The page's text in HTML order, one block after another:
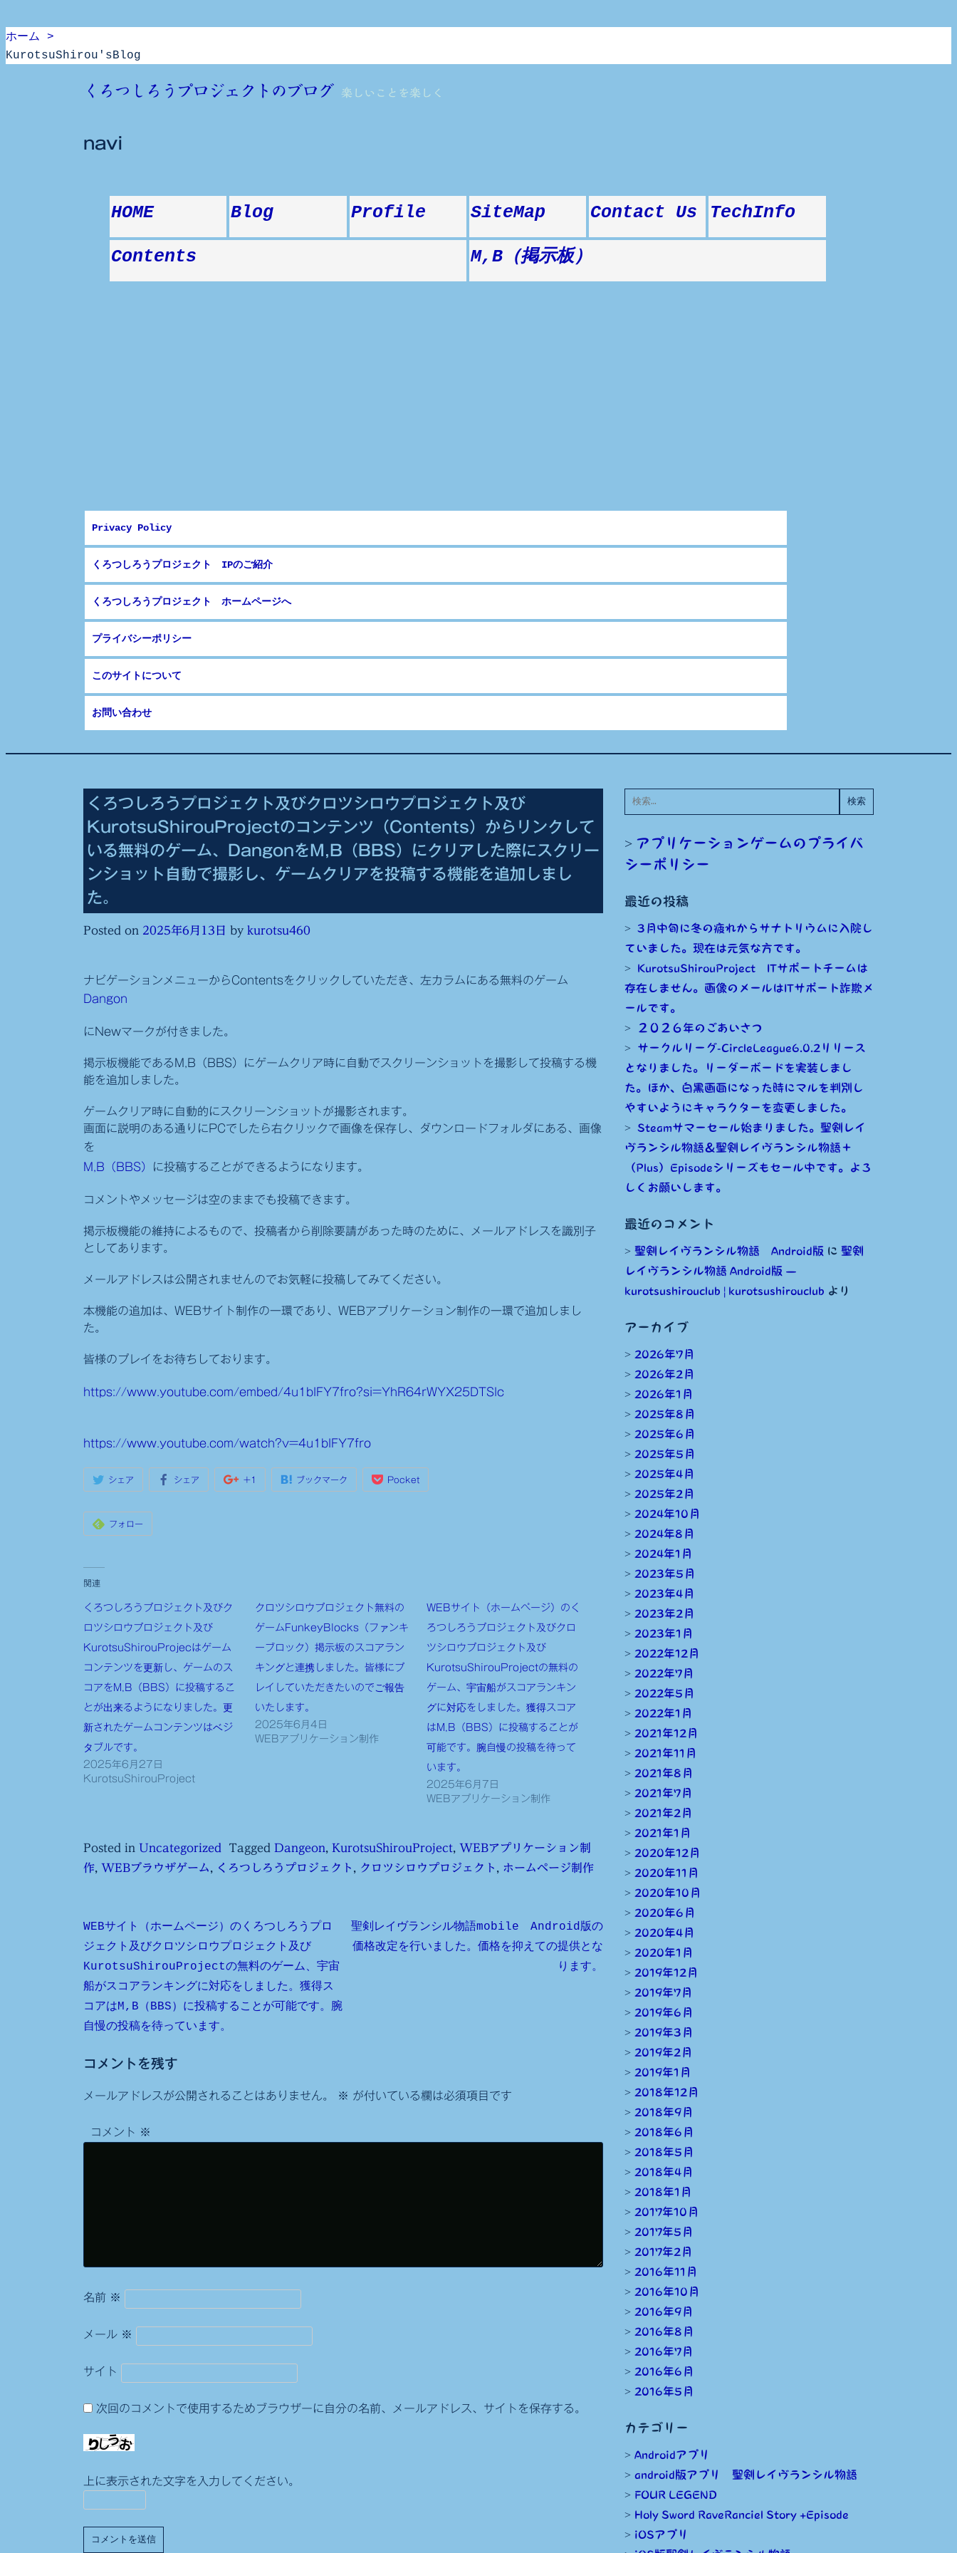
ホーム >
KurotsuShirou'sBlog
くろつしろうプロジェクトのブログ 楽しいことを楽しく
navi
HOME Blog Profile SiteMap Contact Us TechInfo
Contents M,B（掲示板）
Privacy Policy
くろつしろうプロジェクト IPのご紹介
くろつしろうプロジェクト ホームページへ
プライバシーポリシー
このサイトについて
お問い合わせ
くろつしろうプロジェクト及びクロツシロウプロジェクト及び
KurotsuShirouProjectのコンテンツ（Contents）からリンクして
いる無料のゲーム、DangonをM,B（BBS）にクリアした際にスクリー
ンショット自動で撮影し、ゲームクリアを投稿する機能を追加しまし
た。
Posted on 2025年6月13日 by kurotsu460
ナビゲーションメニューからContentsをクリックしていただき、左カラムにある無料のゲーム
Dangon
にNewマークが付きました。
掲示板機能であるM,B（BBS）にゲームクリア時に自動でスクリーンショットを撮影して投稿する機
能を追加しました。
ゲームクリア時に自動的にスクリーンショットが撮影されます。
画面に説明のある通りにPCでしたら右クリックで画像を保存し、ダウンロードフォルダにある、画像
を
M,B（BBS）
に投稿することができるようになります。
コメントやメッセージは空のままでも投稿できます。
掲示板機能の維持によるもので、投稿者から削除要請があった時のために、メールアドレスを識別子
としてあります。
メールアドレスは公開されませんのでお気軽に投稿してみてください。
本機能の追加は、WEBサイト制作の一環であり、WEBアプリケーション制作の一環で追加しまし
た。
皆様のプレイをお待ちしております。
https://www.youtube.com/embed/4u1bIFY7fro?si=YhR64rWYX25DTSlc
https://www.youtube.com/watch?v=4u1bIFY7fro
シェア シェア +1 ブックマーク Pocket
フォロー
関連
くろつしろうプロジェクト及びク
ロツシロウプロジェクト及び
KurotsuShirouProjecはゲーム
コンテンツを更新し、ゲームのス
コアをM,B（BBS）に投稿するこ
とが出来るようになりました。更
新されたゲームコンテンツはベジ
タブルです。
2025年6月27日
KurotsuShirouProject
クロツシロウプロジェクト無料の
ゲームFunkeyBlocks（ファンキ
ーブロック）掲示板のスコアラン
キングと連携しました。皆様にプ
レイしていただきたいのでご報告
いたします。
2025年6月4日
WEBアプリケーション制作
WEBサイト（ホームページ）のく
ろつしろうプロジェクト及びクロ
ツシロウプロジェクト及び
KurotsuShirouProjectの無料の
ゲーム、宇宙船がスコアランキン
グに対応をしました。獲得スコア
はM,B（BBS）に投稿することが
可能です。腕自慢の投稿を待って
います。
2025年6月7日
WEBアプリケーション制作
Posted in Uncategorized Tagged Dangeon KurotsuShirouProject WEBアプリケーション制
作 WEBブラウザゲーム くろつしろうプロジェクト クロツシロウプロジェクト ホームページ制作
投
稿
ナ
ビ
ゲ
ー
ン
WEBサイト（ホームページ）のくろつしろうプロ
ジェクト及びクロツシロウプロジェクト及び
KurotsuShirouProjectの無料のゲーム、宇宙
船がスコアランキングに対応をしました。獲得ス
コアはM,B（BBS）に投稿することが可能です。腕
自慢の投稿を待っています。
聖剣レイヴランシル物語mobile Android版の
価格改定を行いました。価格を抑えての提供とな
ります。
コメントを残す
メールアドレスが公開されることはありません。 ※ が付いている欄は必須項目です
コメント ※
名前 ※
メール ※
サイト
次回のコメントで使用するためブラウザーに自分の名前、メールアドレス、サイトを保存する。
上に表示された文字を入力してください。
検
索:
アプリケーションゲームのプライバ
シーポリシー
最近の投稿
3月中旬に冬の疲れからサナトリウムに入院し
ていました。現在は元気な方です。
KurotsuShirouProject ITサポートチームは
存在しません。画像のメールはITサポート詐欺メ
ールです。
２０２６年のごあいさつ
サークルリーグ-CircleLeague6.0.2リリース
となりました。リーダーボードを実装しまし
た。ほか、白黒画面になった時にマルを判別し
やすいようにキャラクターを変更しました。
Steamサマーセール始まりました。聖剣レイ
ヴランシル物語＆聖剣レイヴランシル物語＋
（Plus）Episodeシリーズもセール中です。よろ
しくお願いします。
最近のコメント
聖剣レイヴランシル物語 Android版 に 聖剣
レイヴランシル物語 Android版 —
kurotsushirouclub | kurotsushirouclub より
アーカイブ
2026年7月
2026年2月
2026年1月
2025年8月
2025年6月
2025年5月
2025年4月
2025年2月
2024年10月
2024年8月
2024年1月
2023年5月
2023年4月
2023年2月
2023年1月
2022年12月
2022年7月
2022年5月
2022年1月
2021年12月
2021年11月
2021年8月
2021年7月
2021年2月
2021年1月
2020年12月
2020年11月
2020年10月
2020年6月
2020年4月
2020年1月
2019年12月
2019年7月
2019年6月
2019年3月
2019年2月
2019年1月
2018年12月
2018年9月
2018年6月
2018年5月
2018年4月
2018年1月
2017年10月
2017年5月
2017年2月
2016年11月
2016年10月
2016年9月
2016年8月
2016年7月
2016年6月
2016年5月
カテゴリー
Androidアプリ
android版アプリ 聖剣レイヴランシル物語
FOUR LEGEND
Holy Sword RaveRanciel Story +Episode
iOSアプリ